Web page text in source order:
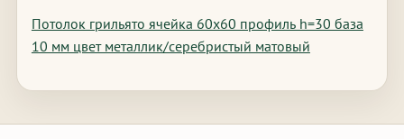
Потолок грильято ячейка 60х60 профиль h=30 база
10 мм цвет металлик/серебристый матовый